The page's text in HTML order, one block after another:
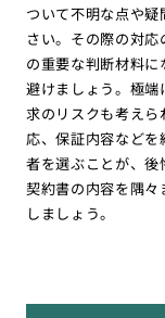
ついて不明な点や
さい。その際の対
の重要な判断材料
避けましょう。極
求のリスクも考え
応、保証内容など
者を選ぶことが、
契約書の内容を隅
しましょう。